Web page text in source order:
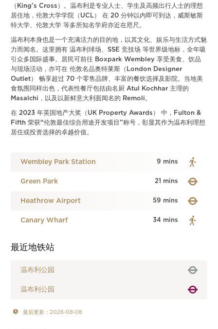
（King’s Cross）。温布利是专业人士、学生及高频出行人士的理想
居住地，伦敦大学学院（UCL） 在 20 分钟以内即可到达，威斯敏斯
特大学、伦敦大学 等多所知名学府亦近在咫尺。
温布利本身也是一个充满活力的目的地，以其文化、娱乐与生活方式魅
力而闻名。这里拥有 温布利球场、SSE 竞技场 等世界级地标，全年吸
引众多国际盛事。居民可前往 Boxpark Wembley 享受美食、饮品
与现场活动，亦可在 伦敦名品奥特莱斯（London Designer
Outlet） 畅享超过 70 个零售品牌、丰富的餐饮选择及影院。当地美
食氛围同样出色，代表性餐厅包括由名厨 Atul Kochhar 主理的
Masalchi，以及以新鲜意大利面闻名的 Remoli。
在 2023 年英国地产大奖（UK Property Awards） 中，Fulton &
Fifth 荣获“伦敦最佳综合用途开发项目”称号，彰显其作为温布利理想
居住或投资选择的卓越价值。
Wembley Park Station 9 mins
Green Park 21 mins
Heathrow Airport 59 mins
Canary Wharf 34 mins
最近地铁站
温布利公园
温布利公园
最后更新：2026-08-08